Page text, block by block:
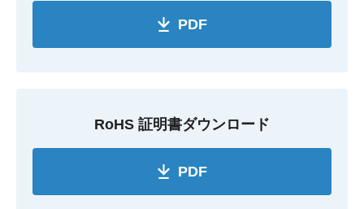
PDF
RoHS 証明書ダウンロード
PDF